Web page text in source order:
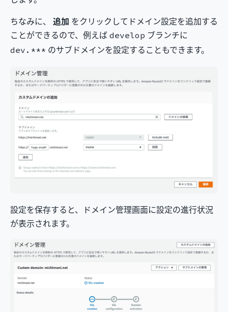
ちなみに、 追加 をクリックしてドメイン設定を追加する
ことができるので、例えばdevelop ブランチに
dev.*** のサブドメインを設定することもできます。
設定を保存すると、ドメイン管理画面に設定の進行状況
が表示されます。